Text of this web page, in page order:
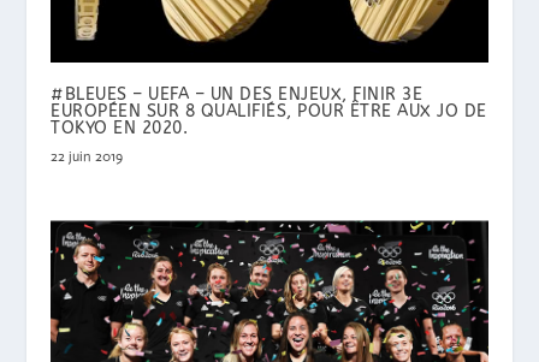
#BLEUES – UEFA – UN DES ENJEUX, FINIR 3E
EUROPÉEN SUR 8 QUALIFIÉS, POUR ÊTRE AUX JO DE
TOKYO EN 2020.
22 juin 2019